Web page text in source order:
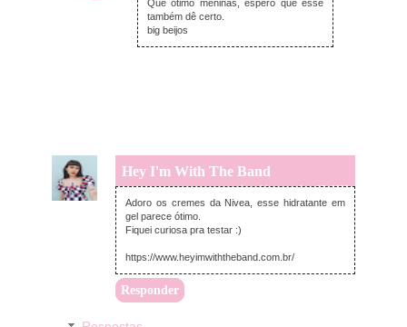
Que ótimo meninas, espero que esse
também dê certo.
big beijos
Hey I'm With The Band
quinta-feira, outubro 27, 2022
Adoro os cremes da Nivea, esse hidratante em
gel parece ótimo.
Fiquei curiosa pra testar :)
https://www.heyimwiththeband.com.br/
Responder